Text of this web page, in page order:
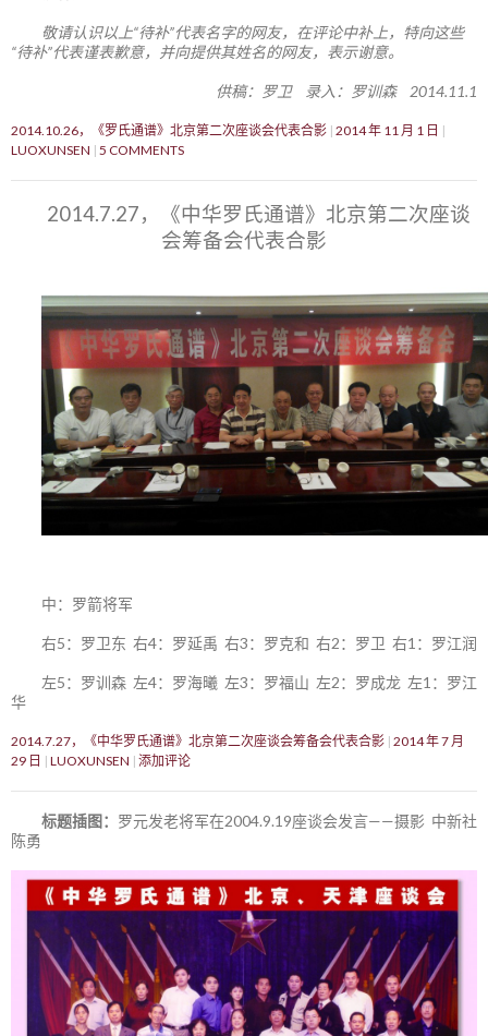
敬请认识以上“待补”代表名字的网友，在评论中补上，特向这些
“待补”代表谨表歉意，并向提供其姓名的网友，表示谢意。
供稿：罗卫 录入：罗训森 2014.11.1
2014.10.26，《罗氏通谱》北京第二次座谈会代表合影 2014 年 11 月 1 日
LUOXUNSEN 5 COMMENTS
2014.7.27，《中华罗氏通谱》北京第二次座谈
会筹备会代表合影
中：罗箭将军
右5：罗卫东 右4：罗延禹 右3：罗克和 右2：罗卫 右1：罗江润
左5：罗训森 左4：罗海曦 左3：罗福山 左2：罗成龙 左1：罗江
华
2014.7.27，《中华罗氏通谱》北京第二次座谈会筹备会代表合影 2014 年 7 月
29 日
LUOXUNSEN 添加评论
标题插图： 罗元发老将军在2004.9.19座谈会发言——摄影 中新社
陈勇